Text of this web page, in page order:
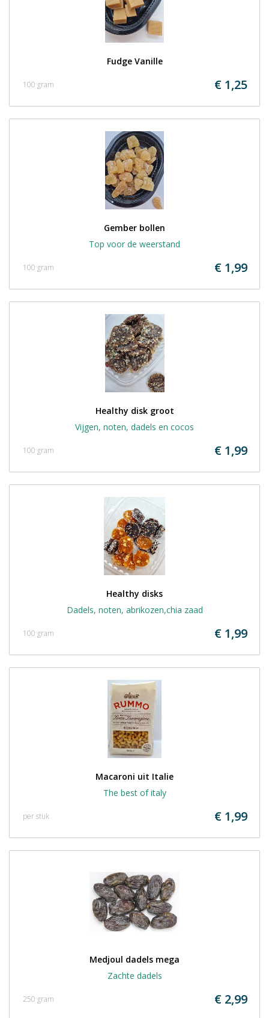
Fudge Vanille
€ 1,25
100 gram
Gember bollen
Top voor de weerstand
€ 1,99
100 gram
Healthy disk groot
Vijgen, noten, dadels en cocos
€ 1,99
100 gram
Healthy disks
Dadels, noten, abrikozen,chia zaad
€ 1,99
100 gram
Macaroni uit Italie
The best of italy
€ 1,99
per stuk
Medjoul dadels mega
Zachte dadels
€ 2,99
250 gram